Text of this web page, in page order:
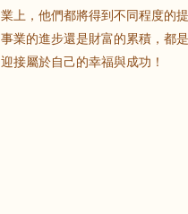
業上，他們都將得到不同程度的
事業的進步還是財富的累積，都
迎接屬於自己的幸福與成功！